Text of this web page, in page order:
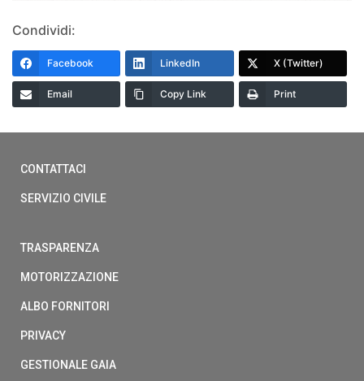
Condividi:
Facebook LinkedIn X (Twitter)
Email Copy Link Print
CONTATTACI
SERVIZIO CIVILE
TRASPARENZA
MOTORIZZAZIONE
ALBO FORNITORI
PRIVACY
GESTIONALE GAIA